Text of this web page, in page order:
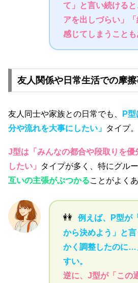
て」と言い続ける
アを出しづらい」
感じてしまうことも
友人関係や日常生活での摩擦
友人同士や家族との日常でも、
P
分や流れを大事にしたい」 タイプ。
J型は「みんなの都合や段取りを
したい」
タイプが多く、特にグル
互いの主張がぶつかることがよく
👭
例えば、P型が
から決めよう」と
かく調整したのに…
すい。
逆に、J型が「この